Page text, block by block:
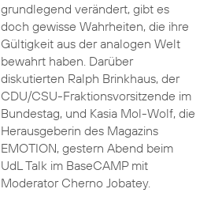
grundlegend verändert, gibt es
doch gewisse Wahrheiten, die ihre
Gültigkeit aus der analogen Welt
bewahrt haben. Darüber
diskutierten Ralph Brinkhaus, der
CDU/CSU-Fraktionsvorsitzende im
Bundestag, und Kasia Mol-Wolf, die
Herausgeberin des Magazins
EMOTION, gestern Abend beim
UdL Talk im BaseCAMP mit
Moderator Cherno Jobatey.